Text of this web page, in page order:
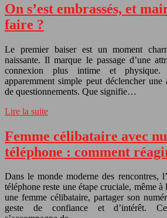
On s’est embrassés, et
faire ?
Le premier baiser est un moment
naissante. Il marque le passage d’une
connexion plus intime et physique.
apparemment simple peut déclencher une
de questionnements. Que signifie…
Lire la suite
Femme célibataire avec
téléphone : comment
Dans le monde moderne des rencontres,
téléphone reste une étape cruciale, même
une femme célibataire, partager son
geste de confiance et d’intérêt.